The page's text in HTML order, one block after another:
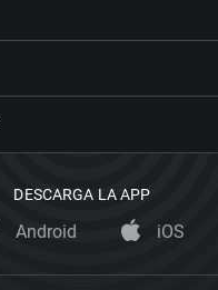
DESCARGA LA APP
Android iOS